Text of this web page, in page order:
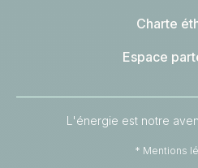
Charte
Espace
L'énergie est notre
* Mentions